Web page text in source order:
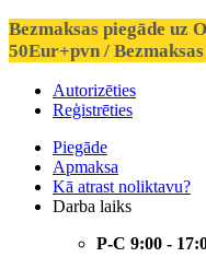
Bezmaksas piegāde uz
50Eur+pvn /
Autorizēties
Reģistrēties
Piegāde
Apmaksa
Kā atrast noliktavu?
Darba laiks
P-C 9:00 -